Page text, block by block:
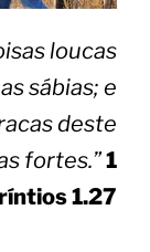
loucas
sábias; e
deste
fortes.”1
1.27